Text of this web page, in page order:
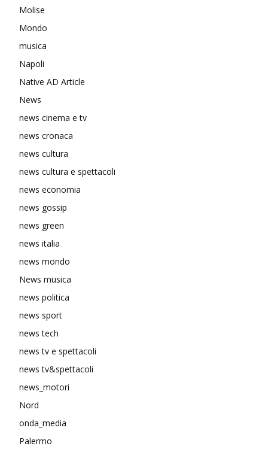
Molise
Mondo
musica
Napoli
Native AD Article
News
news cinema e tv
news cronaca
news cultura
news cultura e spettacoli
news economia
news gossip
news green
news italia
news mondo
News musica
news politica
news sport
news tech
news tv e spettacoli
news tv&spettacoli
news_motori
Nord
onda_media
Palermo